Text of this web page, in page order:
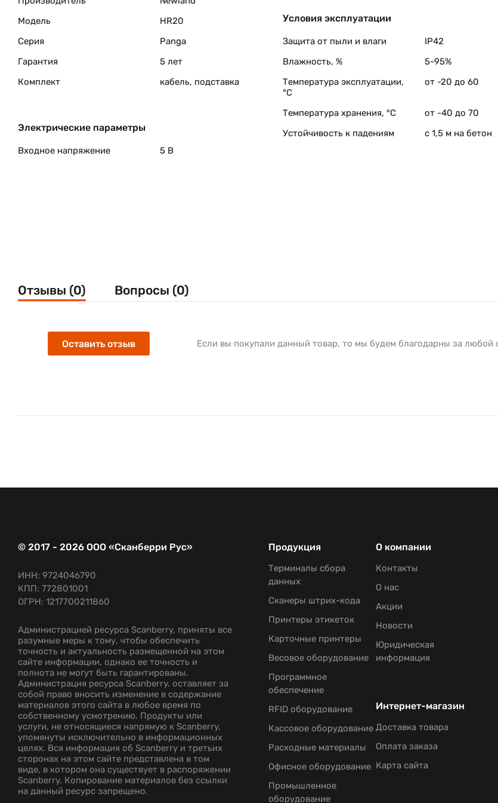
Высокая производительность
NLS-HR2080-SF, оснащен новым чипом декодера от Newland. Он может легко захватывать штрих-
плотности, напечатанные на бумаге или отображаемые на экране смартфона.
Модель
HR20
Серия
Panga
Гарантия
5 лет
Комплект
кабель, подставка
Электрические параметры
Входное напряжение 5 В
Условия эксплуатации
Защита от пыли и влаги
IP42
Влажность, %
5-95%
Температура эксплуатации,
°C
от -20 до 60
Температура хранения, °C
от -40 до 70
Устойчивость к падениям
с 1,5 м на бетон
Отзывы (0) Вопросы (0)
Оставить отзыв Если вы покупали данный товар, то мы будем благодарны за любой
© 2017 - 2026 ООО «Сканберри Рус»
ИНН: 9724046790
КПП: 772801001
ОГРН: 1217700211860
Продукция
Терминалы сбора
данных
Сканеры штрих-кода
Принтеры этикеток
Карточные принтеры
Весовое оборудование
Программное
обеспечение
RFID оборудование
Кассовое оборудование
Расходные материалы
Офисное оборудование
Промышленное
оборудование
О компании
Контакты
О нас
Акции
Новости
Юридическая
информация
Интернет-магазин
Доставка товара
Оплата заказа
Карта сайта